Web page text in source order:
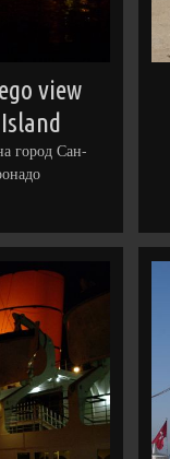
view
город Сан-